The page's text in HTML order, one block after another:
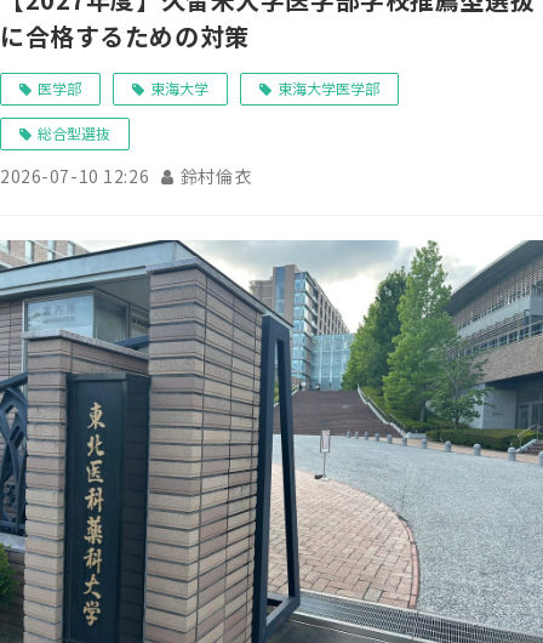
に合格するための対策
医学部 東海大学 東海大学医学部
総合型選抜
2026-07-10 12:26 鈴村倫衣